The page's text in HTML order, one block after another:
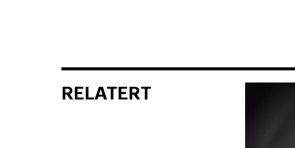
RELATERT